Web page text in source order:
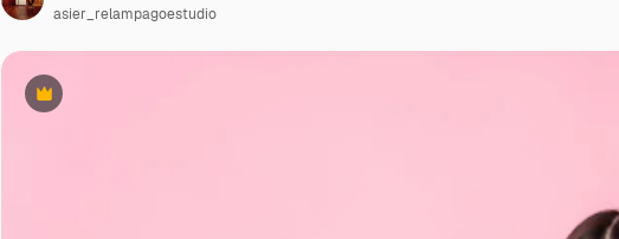
Phần thưởng
asier_relampagoestudio